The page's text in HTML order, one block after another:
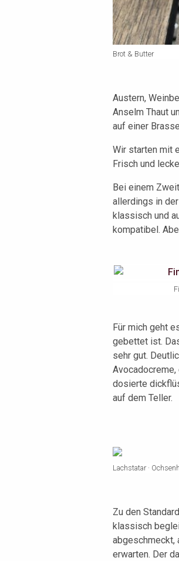
Brot & Butter
Austern,
Anselm Thaut
auf einer
Wir starten mit
Frisch und
Bei einem
allerdings in
klassisch und
kompatibel.
Für mich geht
gebettet ist.
sehr gut.
dosierte
auf dem Teller.
Lachstatar ·
Zu den
klassisch
abgeschmeckt,
erwarten. Der